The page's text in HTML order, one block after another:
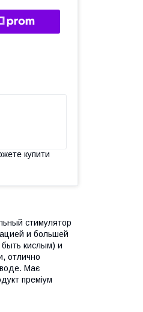
купити
стимулятор
и большей
кислым) и
отлично
Має
преміум